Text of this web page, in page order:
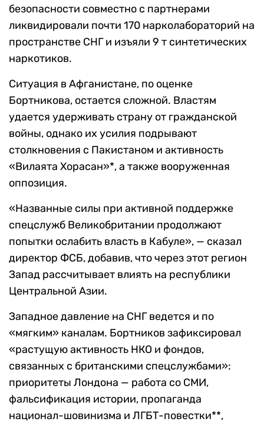
безопасности совместно с партнерами
ликвидировали почти 170 нарколабораторий на
пространстве СНГ и изъяли 9 т синтетических
наркотиков.
Ситуация в Афганистане, по оценке
Бортникова, остается сложной. Властям
удается удерживать страну от гражданской
войны, однако их усилия подрывают
столкновения с Пакистаном и активность
«Вилаята Хорасан»*, а также вооруженная
оппозиция.
«Названные силы при активной поддержке
спецслужб Великобритании продолжают
попытки ослабить власть в Кабуле», — сказал
директор ФСБ, добавив, что через этот регион
Запад рассчитывает влиять на республики
Центральной Азии.
Западное давление на СНГ ведется и по
«мягким» каналам. Бортников зафиксировал
«растущую активность НКО и фондов,
связанных с британскими спецслужбами»:
приоритеты Лондона — работа со СМИ,
фальсификация истории, пропаганда
национал-шовинизма и ЛГБТ-повестки**,